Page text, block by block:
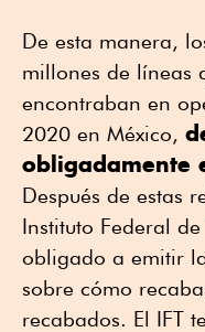
De esta manera,
millones de líneas
encontraban en
2020 en México,
obligadamente
Después de estas
Instituto Federal
obligado a emitir
sobre cómo
recabados. El IFT